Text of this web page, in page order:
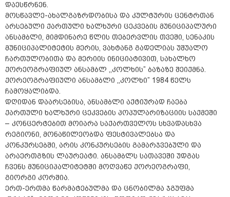
დაესწრნენ.
მოსწავლე-ახალგაზრდობისა და კულტურის ცენტრთან
არსებული ქართული ხალხური ცეკვების მუნიციპალური
ანსამბლი, მიმდინარე წლის თებერვლის თვეში, სენაკის
მუნიციპალიტეტის მერის, ვახტანგ გადელიას უშუალო
ჩართულობითა და მერიის ინიციატივით, სახალხო
ქორეოგრაფიულ ანსამბლ ,,კოლხის” ბაზაზე შეიქმნა.
ქორეოგრაფიული ანსამბლი ,,კოლხი” 1984 წელს
ჩამოყალიბდა.
დღიდან დაარსებისა, ანსამბლი აქტიურად ჩაება
ქართული ხალხური ცეკვების პოპულარიზაციის საქმეში
– კონცერტებით მოიარა საქართველოს სხვადასხვა
რეგიონი, მონაწილეობდა ფესტივალებსა და
კონკურსებში, არის კონკურსების გამარჯვებული და
არაერთგზის ლაურეატი. ანსამბლს სათავეში უდგას
ჩვენს მუნიციპალიტეტში მოღვაწე ქორეოგრაფი,
გიორგი კორშია.
ერთ-ერთმა წარმატებულმა და ცნობილმა ჯგუფმა